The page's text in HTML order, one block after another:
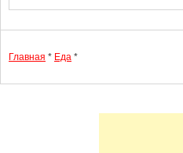
Главная * Еда *